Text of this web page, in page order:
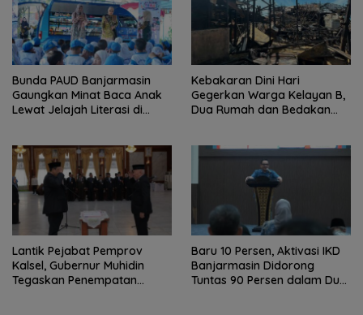
Bunda PAUD Banjarmasin
Gaungkan Minat Baca Anak
Lewat Jelajah Literasi di
Kebakaran Dini Hari
Gegerkan Warga Kelayan B,
Dua Rumah dan Bedakan
Lantik Pejabat Pemprov
Kalsel, Gubernur Muhidin
Tegaskan Penempatan
Baru 10 Persen, Aktivasi IKD
Banjarmasin Didorong
Tuntas 90 Persen dalam Dua